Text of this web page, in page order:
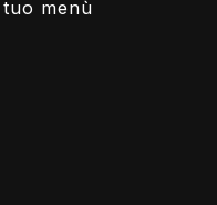
menù